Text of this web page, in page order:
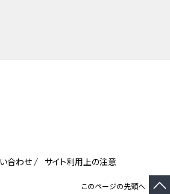
このページの先頭へ
合わせ サイト利用上の注意